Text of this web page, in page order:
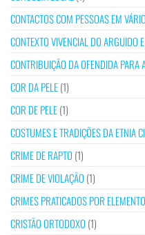
CONTACTOS COM PESSOAS EM
CONTEXTO VIVENCIAL DO ARGUIDO
CONTRIBUIÇÃO DA OFENDIDA PARA
COR DA PELE(1)
COR DE PELE(1)
COSTUMES E TRADIÇÕES DA ETNIA
CRIME DE RAPTO (1)
CRIME DE VIOLAÇÃO (1)
CRIMES PRATICADOS POR
CRISTÃO ORTODOXO (1)